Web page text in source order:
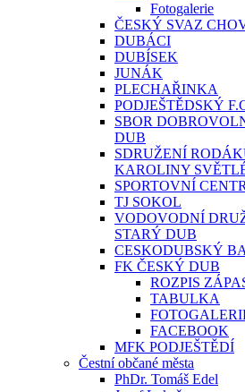
Fotogalerie
ČESKÝ SVAZ
DUBÁCI
DUBÍSEK
JUNÁK
PLECHAŘINKA
PODJEŠTĚDSKÝ
SBOR
DUB
SDRUŽENÍ
KAROLINY
SPORTOVNÍ
TJ SOKOL
VODOVODNÍ
STARÝ DUB
CESKODUBSKÝ
FK ČESKÝ DUB
ROZPIS
TABULKA
FACEBOOK
MFK PODJEŠTĚDÍ
Čestní občané města
PhDr. Tomáš Edel